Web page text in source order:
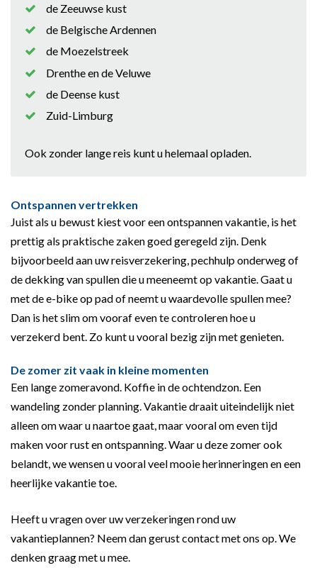
de Zeeuwse kust
de Belgische Ardennen
de Moezelstreek
Drenthe en de Veluwe
de Deense kust
Zuid-Limburg
Ook zonder lange reis kunt u helemaal opladen.
Ontspannen vertrekken
Juist als u bewust kiest voor een ontspannen vakantie, is het
prettig als praktische zaken goed geregeld zijn. Denk
bijvoorbeeld aan uw reisverzekering, pechhulp onderweg of
de dekking van spullen die u meeneemt op vakantie. Gaat u
met de e-bike op pad of neemt u waardevolle spullen mee?
Dan is het slim om vooraf even te controleren hoe u
verzekerd bent. Zo kunt u vooral bezig zijn met genieten.
De zomer zit vaak in kleine momenten
Een lange zomeravond. Koffie in de ochtendzon. Een
wandeling zonder planning. Vakantie draait uiteindelijk niet
alleen om waar u naartoe gaat, maar vooral om even tijd
maken voor rust en ontspanning. Waar u deze zomer ook
belandt, we wensen u vooral veel mooie herinneringen en een
heerlijke vakantie toe.
Heeft u vragen over uw verzekeringen rond uw
vakantieplannen? Neem dan gerust contact met ons op. We
denken graag met u mee.